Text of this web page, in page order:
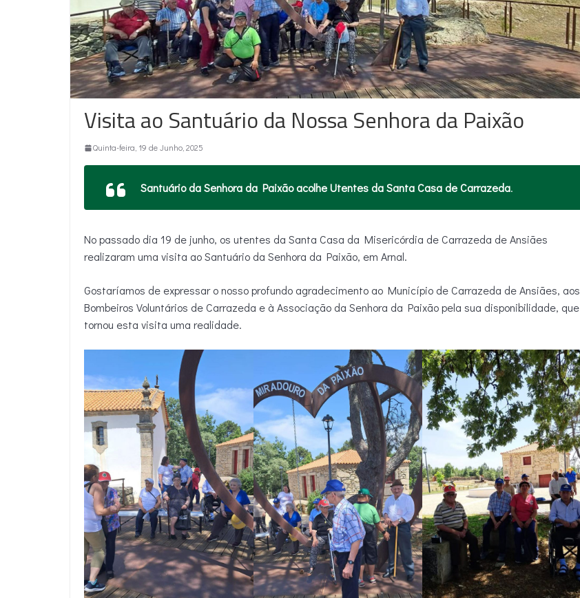
Visita ao Santuário da Nossa Senhora da Paixão
Quinta-feira, 19 de Junho, 2025
Santuário da Senhora da Paixão acolhe Utentes da Santa Casa de Carrazeda.
No passado dia 19 de junho, os utentes da Santa Casa da Misericórdia de Carrazeda de Ansiães
realizaram uma visita ao Santuário da Senhora da Paixão, em Arnal.
Gostaríamos de expressar o nosso profundo agradecimento ao Município de Carrazeda de Ansiães, aos
Bombeiros Voluntários de Carrazeda e à Associação da Senhora da Paixão pela sua disponibilidade, que
tornou esta visita uma realidade.